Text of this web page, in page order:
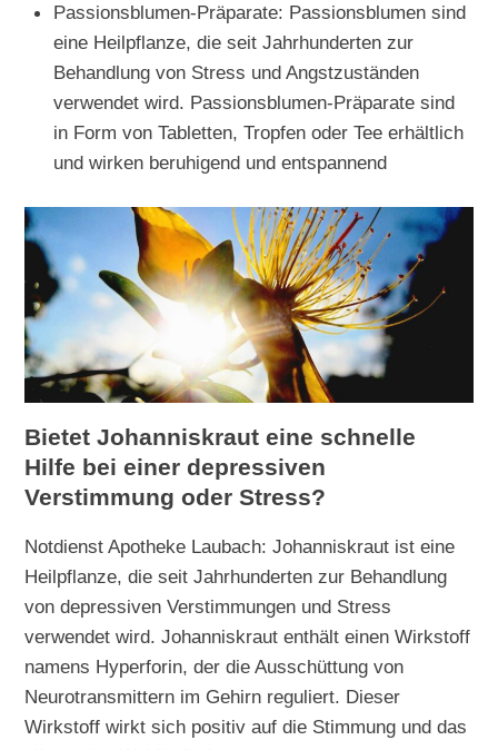
Passionsblumen-Präparate: Passionsblumen sind
eine Heilpflanze, die seit Jahrhunderten zur
Behandlung von Stress und Angstzuständen
verwendet wird. Passionsblumen-Präparate sind
in Form von Tabletten, Tropfen oder Tee erhältlich
und wirken beruhigend und entspannend
Bietet Johanniskraut eine schnelle
Hilfe bei einer depressiven
Verstimmung oder Stress?
Notdienst Apotheke Laubach: Johanniskraut ist eine
Heilpflanze, die seit Jahrhunderten zur Behandlung
von depressiven Verstimmungen und Stress
verwendet wird. Johanniskraut enthält einen Wirkstoff
namens Hyperforin, der die Ausschüttung von
Neurotransmittern im Gehirn reguliert. Dieser
Wirkstoff wirkt sich positiv auf die Stimmung und das